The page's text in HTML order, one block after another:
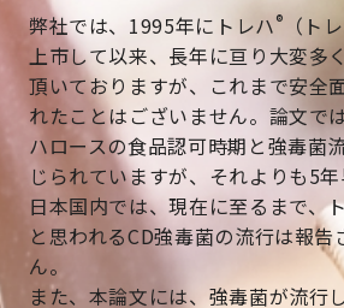
弊社では、1995年にトレハ®
（ト
上市して以来、長年に亘り大変多
頂いておりますが、これまで安全
れたことはございません。論文で
ハロースの食品認可時期と強毒菌
じられていますが、それよりも5
日本国内では、現在に至るまで、
と思われるCD強毒菌の流行は報告
ん。
また、本論文には、強毒菌が流行